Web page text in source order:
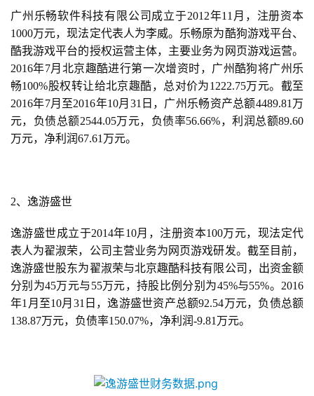
中
文
(
中
国
)
广州乐畅软件科技有限公司成立于2012年11月，注册资本
1000万元，现法定代表人为李威。乐畅原为酷狗游戏平台、
酷我游戏平台的授权运营主体，主要业务为网页游戏运营。
2016年7月北京趣酷进行第一次增资时，广州酷狗将广州乐
畅100%股权转让给北京趣酷，总对价为1222.75万元。截至
2016年7月至2016年10月31日，广州乐畅资产总额4489.81万
元，负债总额2544.05万元，负债率56.66%，利润总额89.60
万元，净利润67.61万元。
2、逸游盛世
逸游盛世成立于2014年10月，注册资本100万元，现法定代
表人为翟淑荣，公司主营业务为网页游戏研发。截至目前，
逸游盛世股东为翟淑荣与北京趣酷科技有限公司，出资金额
分别为45万元与55万元，持股比例分别为45%与55%。2016
年1月至10月31日，逸游盛世资产总额92.54万元，负债总额
138.87万元，负债率150.07%，净利润-9.81万元。